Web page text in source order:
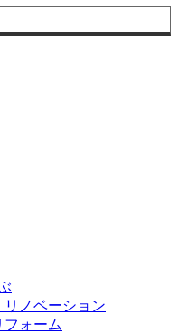
ノベーション
フォーム